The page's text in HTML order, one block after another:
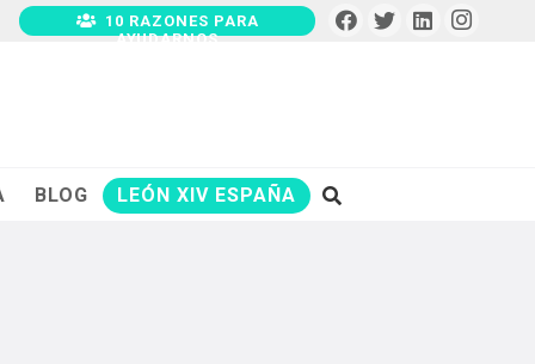
10 RAZONES PARA
AYUDARNOS
BLOG LEÓN XIV ESPAÑA